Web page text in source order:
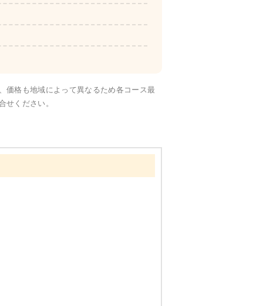
価格も地域によって異なるため各コース最
せください。